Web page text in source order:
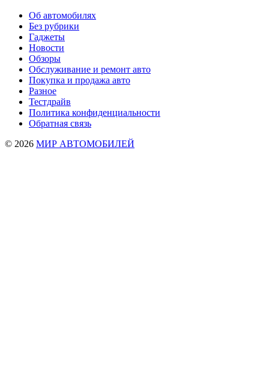
Об автомобилях
Без рубрики
Гаджеты
Новости
Обзоры
Обслуживание и ремонт авто
Покупка и продажа авто
Разное
Тестдрайв
Политика конфиденциальности
Обратная связь
© 2026 МИР АВТОМОБИЛЕЙ